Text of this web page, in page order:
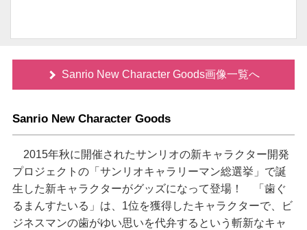
Sanrio New Character Goods画像一覧へ
Sanrio New Character Goods
2015年秋に開催されたサンリオの新キャラクター開発
プロジェクトの「サンリオキャラリーマン総選挙」で誕
生した新キャラクターがグッズになって登場！ 「歯ぐ
るまんすたいる」は、1位を獲得したキャラクターで、ビ
ジネスマンの歯がゆい思いを代弁するという斬新なキャ